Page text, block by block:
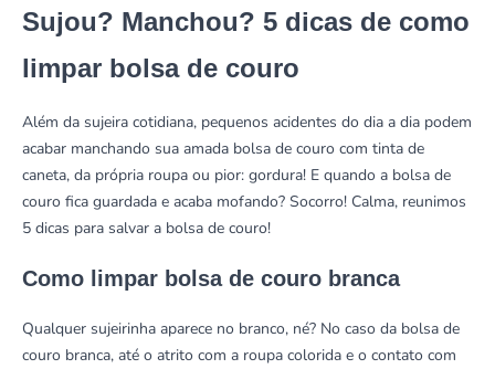
Sujou? Manchou? 5 dicas de como
limpar bolsa de couro
Além da sujeira cotidiana, pequenos acidentes do dia a dia podem
acabar manchando sua amada bolsa de couro com tinta de
caneta, da própria roupa ou pior: gordura! E quando a bolsa de
couro fica guardada e acaba mofando? Socorro! Calma, reunimos
5 dicas para salvar a bolsa de couro!
Como limpar bolsa de couro branca
Qualquer sujeirinha aparece no branco, né? No caso da bolsa de
couro branca, até o atrito com a roupa colorida e o contato com